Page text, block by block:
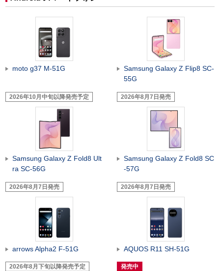
moto g37 M-51G
2026年10月中旬以降発売予定
Samsung Galaxy Z Flip8 SC-
55G
2026年8月7日発売
Samsung Galaxy Z Fold8 Ult
ra SC-56G
2026年8月7日発売
Samsung Galaxy Z Fold8 SC
-57G
2026年8月7日発売
arrows Alpha2 F-51G
2026年8月下旬以降発売予定
AQUOS R11 SH-51G
発売中